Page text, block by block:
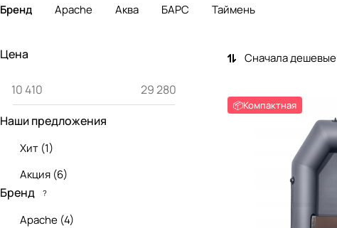
Бренд Apache Аква БАРС Таймень
Сначала дешевые
📦Компактная
Цена
Наши предложения
Хит (1)
Акция (6)
Бренд ?
Apache (4)